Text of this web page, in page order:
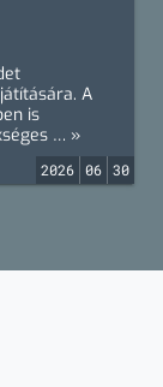
A
is
… »
2026 06 30